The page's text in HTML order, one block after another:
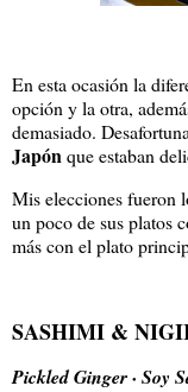
En esta ocasión la
opción y la otra,
demasiado.
Japónque estaban
Mis elecciones fueron
un poco de sus platos
más con el plato
SASHIMI &
Pickled Ginger · Soy